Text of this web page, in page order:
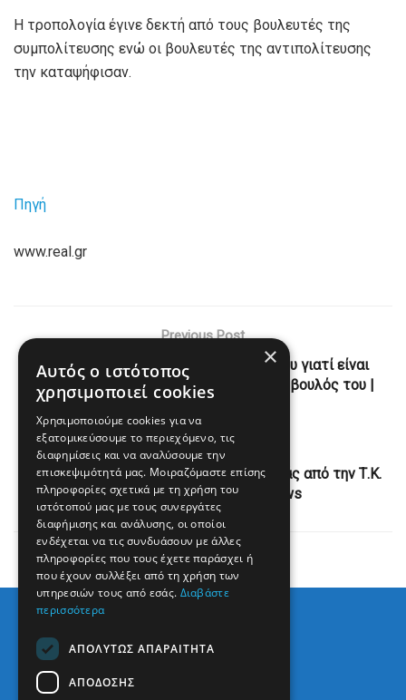
Η τροπολογία έγινε δεκτή από τους βουλευτές της
συμπολίτευσης ενώ οι βουλευτές της αντιπολίτευσης
την καταψήφισαν.
Πηγή
www.real.gr
Previous Post
Ο Τραμπ δεν θα καταθέσει στη δίκη του γιατί είναι
«αντισυνταγματική», δηλώνει ένας σύμβουλός του |
Next Post
Ομόφωνα ΝΑΙ στην ίδρυση λαϊκής αγοράς από την Τ.Κ.
Πρέβεζας – On Preveza News
×
Αυτός ο ιστότοπος
χρησιμοποιεί cookies
Χρησιμοποιούμε cookies για να
εξατομικεύσουμε το περιεχόμενο, τις
διαφημίσεις και να αναλύσουμε την
επισκεψιμότητά μας. Μοιραζόμαστε επίσης
πληροφορίες σχετικά με τη χρήση του
ιστότοπού μας με τους συνεργάτες
διαφήμισης και ανάλυσης, οι οποίοι
ενδέχεται να τις συνδυάσουν με άλλες
πληροφορίες που τους έχετε παράσχει ή
που έχουν συλλέξει από τη χρήση των
υπηρεσιών τους από εσάς. Διαβάστε
περισσότερα
ΑΠΟΛΎΤΩΣ ΑΠΑΡΑΊΤΗΤΑ
ΑΠΌΔΟΣΗΣ